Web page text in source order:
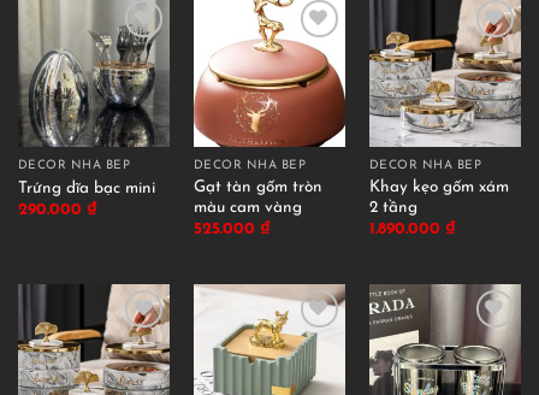
DECOR NHÀ BẾP
Trứng dĩa bạc mini
290.000 ₫
DECOR NHÀ BẾP
Gạt tàn gốm tròn
màu cam vàng
525.000 ₫
DECOR NHÀ BẾP
Khay kẹo gốm xám
2 tầng
1.890.000 ₫